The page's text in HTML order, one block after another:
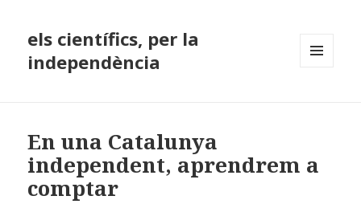
els científics, per la
independència
En una Catalunya
independent, aprendrem a
comptar